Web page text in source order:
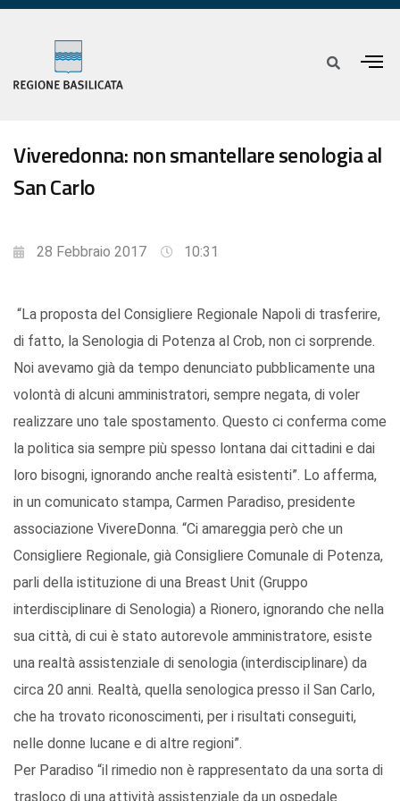
Viveredonna: non smantellare senologia al
San Carlo
28 Febbraio 2017 10:31
“La proposta del Consigliere Regionale Napoli di trasferire,
di fatto, la Senologia di Potenza al Crob, non ci sorprende.
Noi avevamo già da tempo denunciato pubblicamente una
volontà di alcuni amministratori, sempre negata, di voler
realizzare uno tale spostamento. Questo ci conferma come
la politica sia sempre più spesso lontana dai cittadini e dai
loro bisogni, ignorando anche realtà esistenti”. Lo afferma,
in un comunicato stampa, Carmen Paradiso, presidente
associazione VivereDonna. “Ci amareggia però che un
Consigliere Regionale, già Consigliere Comunale di Potenza,
parli della istituzione di una Breast Unit (Gruppo
interdisciplinare di Senologia) a Rionero, ignorando che nella
sua città, di cui è stato autorevole amministratore, esiste
una realtà assistenziale di senologia (interdisciplinare) da
circa 20 anni. Realtà, quella senologica presso il San Carlo,
che ha trovato riconoscimenti, per i risultati conseguiti,
nelle donne lucane e di altre regioni”.
Per Paradiso “il rimedio non è rappresentato da una sorta di
trasloco di una attività assistenziale da un ospedale